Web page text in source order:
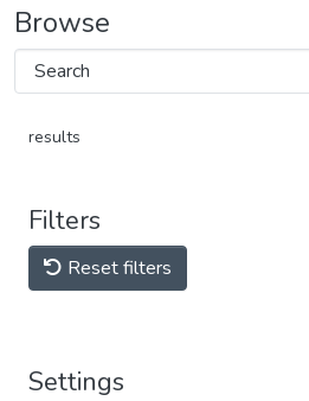
Browse
results
Filters
Reset filters
Settings